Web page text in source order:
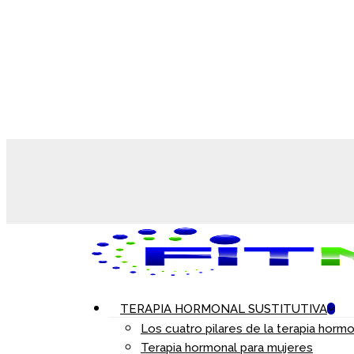
TERAPIA HORMONAL SUSTITUTIVA
Los cuatro pilares de la terapia
Terapia hormonal para mujeres